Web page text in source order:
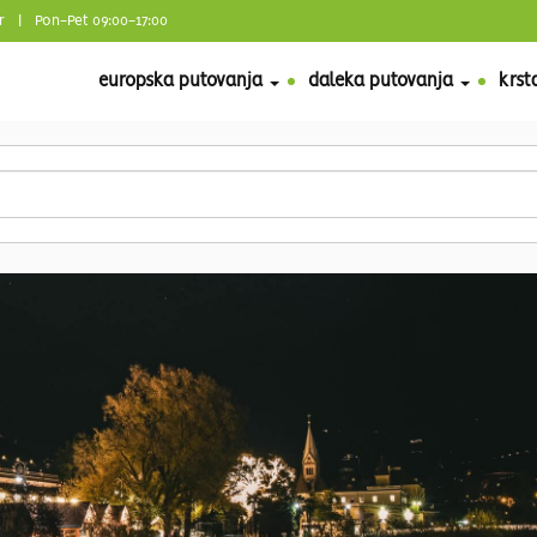
| Pon-Pet 09:00-17:00
europska putovanja daleka putovanja